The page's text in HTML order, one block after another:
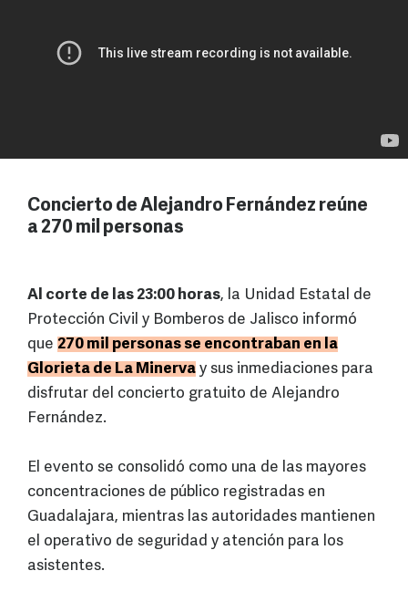
Concierto de Alejandro Fernández reúne
a 270 mil personas
Al corte de las 23:00 horas, la Unidad Estatal de
Protección Civil y Bomberos de Jalisco informó
que 270 mil personas se encontraban en la
Glorieta de La Minerva y sus inmediaciones para
disfrutar del concierto gratuito de Alejandro
Fernández.
El evento se consolidó como una de las mayores
concentraciones de público registradas en
Guadalajara, mientras las autoridades mantienen
el operativo de seguridad y atención para los
asistentes.